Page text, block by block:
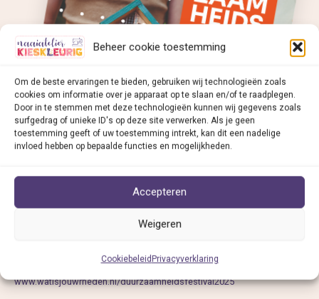
Beheer cookie toestemming
Om de beste ervaringen te bieden, gebruiken wij technologieën zoals
cookies om informatie over je apparaat op te slaan en/of te raadplegen.
Door in te stemmen met deze technologieën kunnen wij gegevens zoals
surfgedrag of unieke ID's op deze site verwerken. Als je geen
toestemming geeft of uw toestemming intrekt, kan dit een nadelige
invloed hebben op bepaalde functies en mogelijkheden.
Accepteren
Weigeren
Cookiebeleid Privacyverklaring
www.watisjouwrheden.nl/duurzaamheidsfestival2025